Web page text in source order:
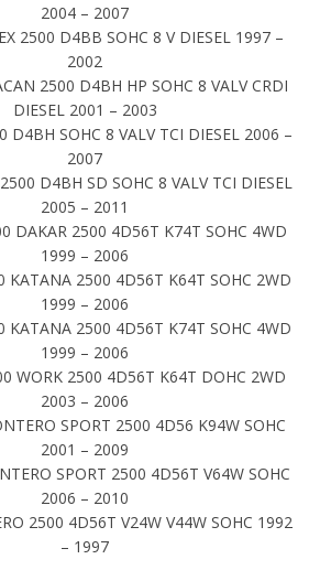
2004 – 2007
2500 D4BB SOHC 8 V DIESEL 1997 –
2002
2500 D4BH HP SOHC 8 VALV CRDI
DIESEL 2001 – 2003
D4BH SOHC 8 VALV TCI DIESEL 2006 –
2007
D4BH SD SOHC 8 VALV TCI DIESEL
2005 – 2011
DAKAR 2500 4D56T K74T SOHC 4WD
1999 – 2006
KATANA 2500 4D56T K64T SOHC 2WD
1999 – 2006
KATANA 2500 4D56T K74T SOHC 4WD
1999 – 2006
WORK 2500 4D56T K64T DOHC 2WD
2003 – 2006
SPORT 2500 4D56 K94W SOHC
2001 – 2009
SPORT 2500 4D56T V64W SOHC
2006 – 2010
2500 4D56T V24W V44W SOHC 1992
– 1997